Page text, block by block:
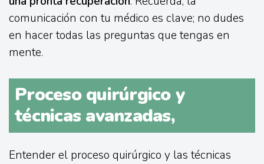
comunicación con tu médico es clave; no dudes
en hacer todas las preguntas que tengas en
mente.
Proceso quirúrgico y
técnicas avanzadas,
Entender el proceso quirúrgico y las técnicas